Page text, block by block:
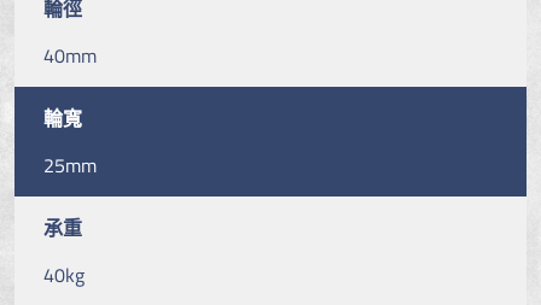
輪徑
40mm
輪寬
25mm
承重
40kg